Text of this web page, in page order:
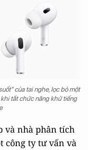
của tai nghe, lọc bỏ một
tắt chức năng khử tiếng
và nhà phân tích
công ty tư vấn và